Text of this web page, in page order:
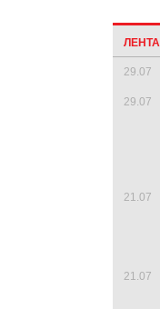
29.07
29.07
21.07
21.07